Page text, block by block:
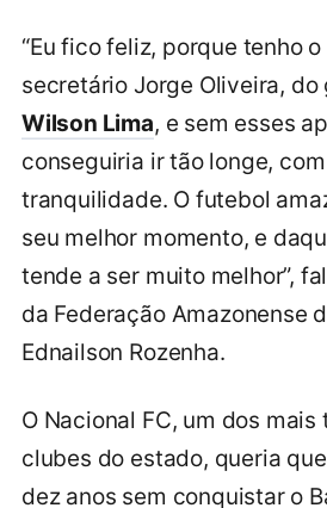
“Eu fico feliz, porque tenho
secretário Jorge Oliveira, do
Wilson Lima, e sem esses
conseguiria ir tão longe,
tranquilidade. O futebol
seu melhor momento, e
tende a ser muito melhor”,
da Federação Amazonense
Ednailson Rozenha.
O Nacional FC, um dos
clubes do estado, queria
dez anos sem conquistar o